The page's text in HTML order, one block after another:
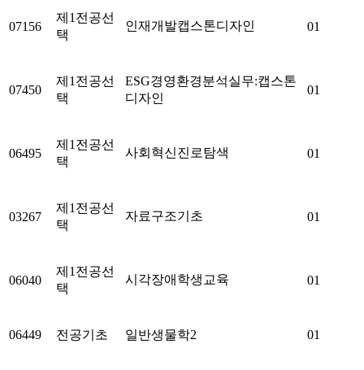
07156
제1전공선
택
인재개발캡스톤디자인 01
07450
제1전공선
택
ESG경영환경분석실무:캡스톤
디자인
01
06495
제1전공선
택
사회혁신진로탐색 01
03267
제1전공선
택
자료구조기초 01
06040
제1전공선
택
시각장애학생교육 01
06449 전공기초 일반생물학2 01